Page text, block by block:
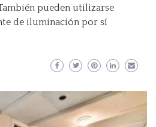
pueden utilizarse
de iluminación por sí